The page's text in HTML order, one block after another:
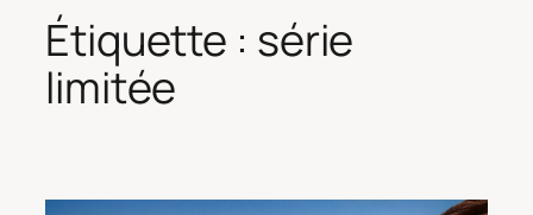
Étiquette : série
limitée